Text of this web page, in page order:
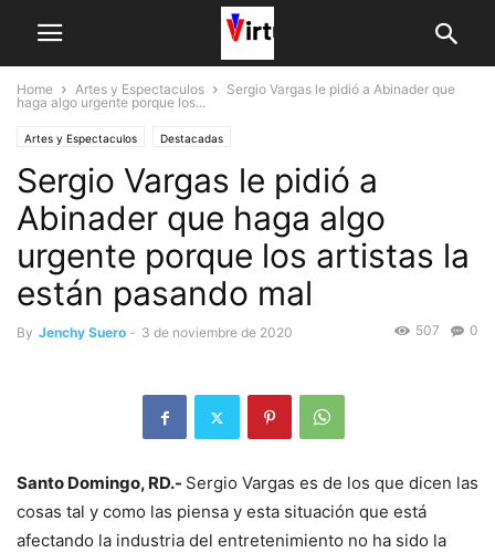
Home Artes y Espectaculos
Sergio Vargas le pidió a Abinader que
haga algo urgente porque los...
Artes y Espectaculos Destacadas
Sergio Vargas le pidió a
Abinader que haga algo
urgente porque los artistas la
están pasando mal
By Jenchy Suero - 3 de noviembre de 2020 0
507
Santo Domingo, RD.- Sergio Vargas es de los que dicen las
cosas tal y como las piensa y esta situación que está
afectando la industria del entretenimiento no ha sido la